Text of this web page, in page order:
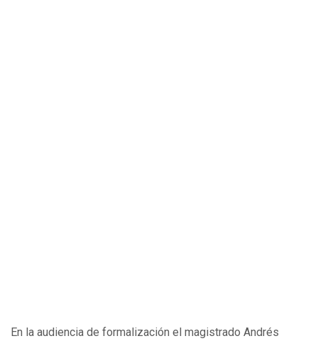
En la audiencia de formalización el magistrado Andrés